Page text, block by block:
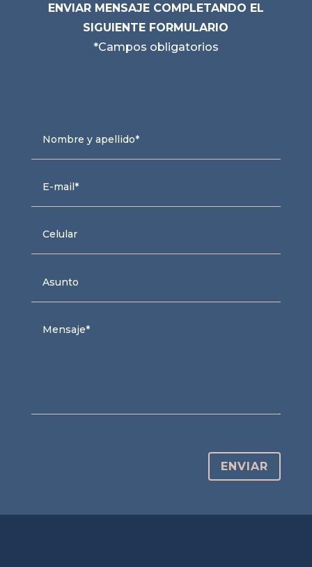
ENVIAR MENSAJE COMPLETANDO EL
SIGUIENTE FORMULARIO
*Campos obligatorios
ENVIAR